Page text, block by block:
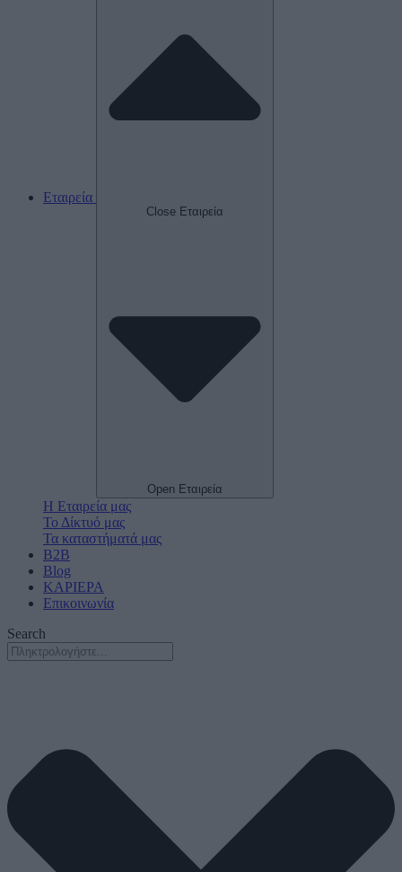
Εταιρεία
Close Εταιρεία
Open Εταιρεία
Η Εταιρεία μας
Το Δίκτυό μας
Τα καταστήματά μας
B2B
Blog
ΚΑΡΙΕΡΑ
Επικοινωνία
Search